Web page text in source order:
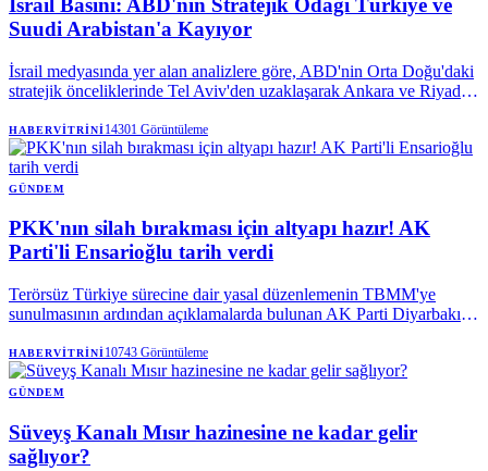
İsrail Basını: ABD'nin Stratejik Odağı Türkiye ve
Suudi Arabistan'a Kayıyor
İsrail medyasında yer alan analizlere göre, ABD'nin Orta Doğu'daki
stratejik önceliklerinde Tel Aviv'den uzaklaşarak Ankara ve Riyad'a
değişikliğinin en somut delili olduğu vurgulanıyor.
HABERVITRINI14301 Görüntüleme
GÜNDEM
PKK'nın silah bırakması için altyapı hazır! AK
Parti'li Ensarioğlu tarih verdi
Terörsüz Türkiye sürecine dair yasal düzenlemenin TBMM'ye
sunulmasının ardından açıklamalarda bulunan AK Parti Diyarbakır
için tüm teknik altyapının hazır olduğunu ifade etti. Ensarioğlu,
tamamen silah bırakılmasına ilişkin öngörülen tarihi açıkladı.
HABERVITRINI10743 Görüntüleme
GÜNDEM
Süveyş Kanalı Mısır hazinesine ne kadar gelir
sağlıyor?